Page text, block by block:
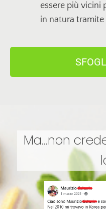
essere più vicini
in natura
Ma...non